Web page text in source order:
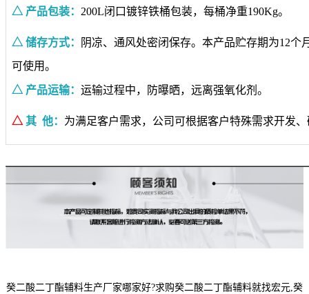
△ 产品包装： 200L闭口镀锌铁桶包装，每桶净重190Kg。
△ 储存方式：
阴凉、通风处密闭保存。本产品贮存期为12
可使用。
△ 产品运输： 运输过程中，防曝晒，远离强氧化剂。
△ 其 他： 为满足客户需求，公司可根据客户特殊需求开发
癸二酸二丁酯辅料生产厂家哪家好?求购癸二酸二丁酯辅料就找宏元,癸